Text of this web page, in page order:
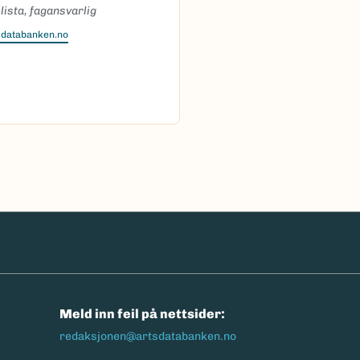
fagansvarlig
Meld inn feil på nettsider:
redaksjonen@artsdatabanken.no